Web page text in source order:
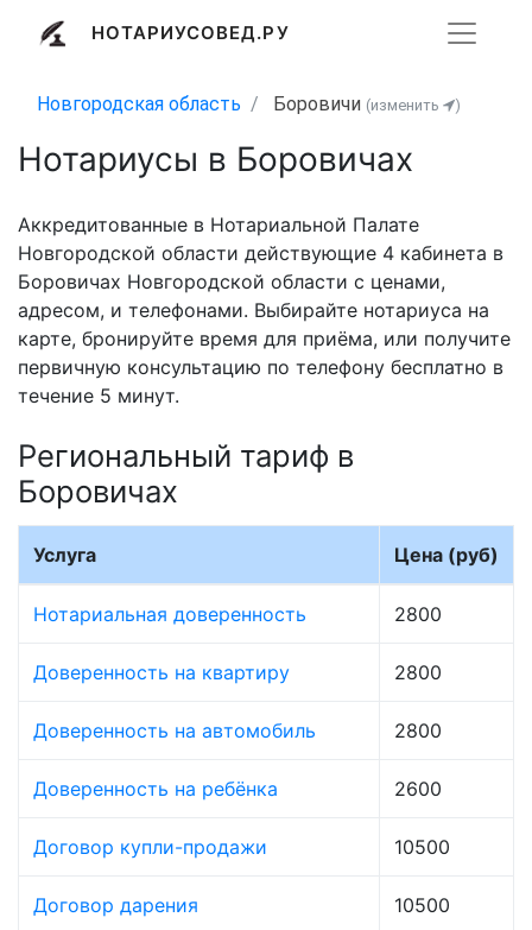
НОТАРИУСОВЕД.РУ
Новгородская область Боровичи (изменить )
Нотариусы в Боровичах
Аккредитованные в Нотариальной Палате
Новгородской области действующие 4 кабинета в
Боровичах Новгородской области с ценами,
адресом, и телефонами. Выбирайте нотариуса на
карте, бронируйте время для приёма, или получите
первичную консультацию по телефону бесплатно в
течение 5 минут.
Региональный тариф в
Боровичах
Услуга Цена (руб)
Нотариальная доверенность 2800
Доверенность на квартиру 2800
Доверенность на автомобиль 2800
Доверенность на ребёнка 2600
Договор купли-продажи 10500
Договор дарения 10500